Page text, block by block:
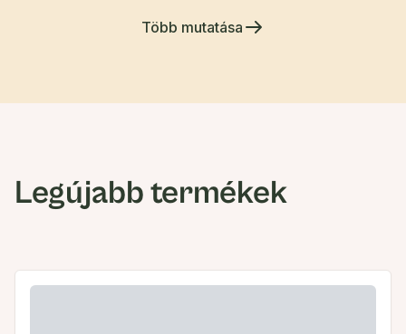
Több mutatása
Legújabb termékek